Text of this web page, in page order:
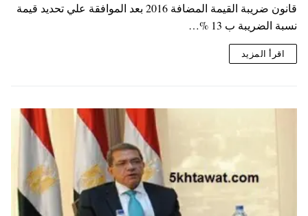
قانون ضريبة القيمة المضافة 2016 بعد الموافقة علي تحديد قيمة
نسبة الضريبة ب 13 %…
اقرأ المزيد